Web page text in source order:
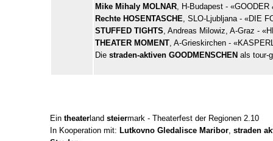
Mike Mihaly MOLNAR, H-Budapest - «GOODER
Rechte HOSENTASCHE, SLO-Ljubljana - «DIE
STUFFED TIGHTS, Andreas Milowiz, A-Graz -
THEATER MOMENT, A-Grieskirchen -
Die straden-aktiven GOODMENSCHEN als tour-
Ein theaterland steiermark - Theaterfest der Regionen 2.10
In Kooperation mit: Lutkovno Gledalisce Maribor, straden